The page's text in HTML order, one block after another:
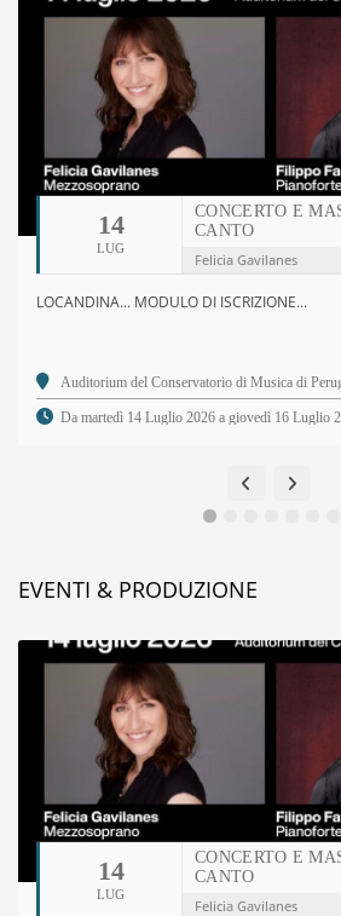
14
LUG
CONCERTO E
CANTO
Felicia Gavilanes
LOCANDINA... MODULO DI ISCRIZIONE...
Da martedì 14 Luglio 2026 a giovedì 16 Luglio
EVENTI & PRODUZIONE
14
LUG
CONCERTO E
CANTO
Felicia Gavilanes